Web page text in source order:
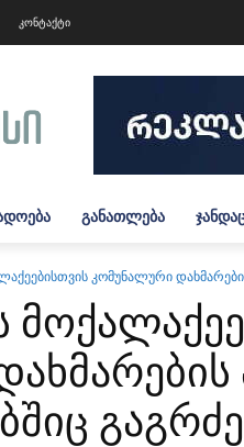
კონტაქტი
ᲒᲐᲜᲐᲗᲚᲔᲑᲐ
კომუნალური